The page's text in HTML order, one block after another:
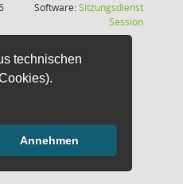
technischen
Annehmen
Software:Sitzungsdienst
Session(Wird in